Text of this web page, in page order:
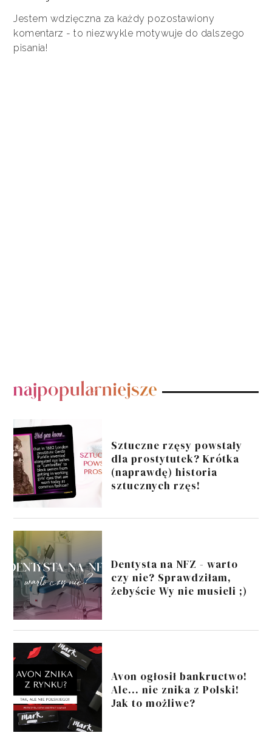
Jestem wdzięczna za każdy pozostawiony
komentarz - to niezwykle motywuje do dalszego
pisania!
POPULARNE POSTY
Sztuczne rzęsy powstały
dla prostytutek? Krótka
(naprawdę) historia
sztucznych rzęs!
Dentysta na NFZ - warto
czy nie? Sprawdziłam,
żebyście Wy nie musieli ;)
Avon ogłosił bankructwo!
Ale... nie znika z Polski!
Jak to możliwe?